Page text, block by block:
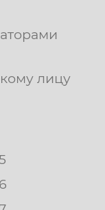
лицу